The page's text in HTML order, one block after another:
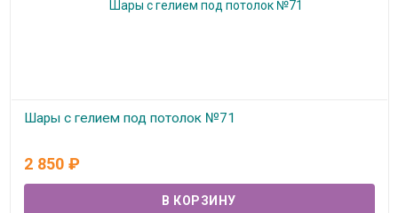
Шары с гелием под потолок №71
2 850 ₽